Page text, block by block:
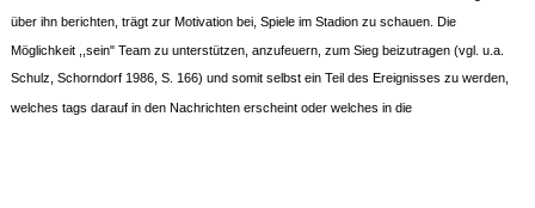
über ihn berichten, trägt zur Motivation bei, Spiele im Stadion zu schauen. Die
Möglichkeit ,,sein" Team zu unterstützen, anzufeuern, zum Sieg beizutragen (vgl. u.a.
Schulz, Schorndorf 1986, S. 166) und somit selbst ein Teil des Ereignisses zu werden,
welches tags darauf in den Nachrichten erscheint oder welches in die